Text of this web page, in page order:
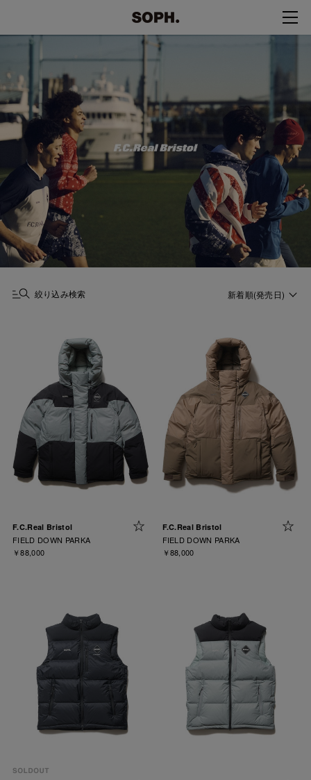
絞り込み検索 新着順(発売日)
F.C.Real Bristol
FIELD DOWN PARKA
￥88,000
F.C.Real Bristol
FIELD DOWN PARKA
￥88,000